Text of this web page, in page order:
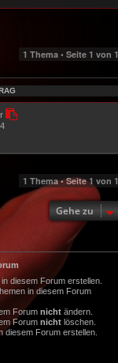
1 Thema • Seite1 von1
1 Thema • Seite1 von1
Gehe zu
diesem Forum erstellen.
in diesem Forum
Forumnicht ändern.
Forumnicht löschen.
diesem Forum erstellen.